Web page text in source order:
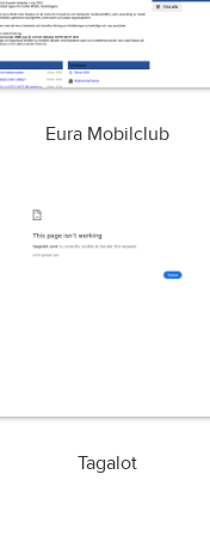
Eura Mobilclub
Tagalot